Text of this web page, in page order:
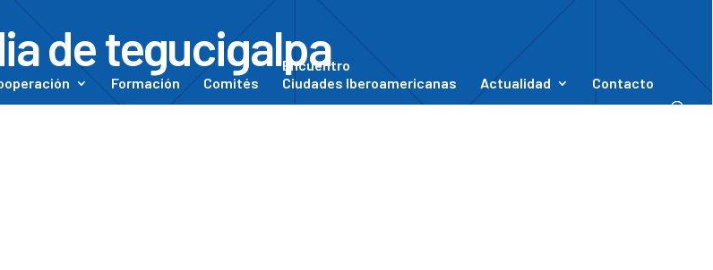
Formación Comités
Encuentro
Ciudades Iberoamericanas
Actualidad Contacto
de tegucigalpa